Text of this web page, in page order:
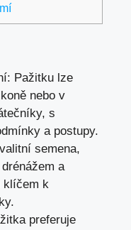
Pažitku lze
nebo v
s
a postupy.
semena,
a
klíčem k
preferuje